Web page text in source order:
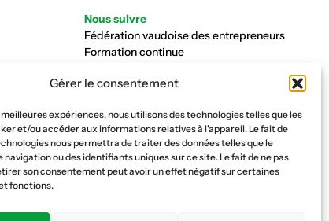
Gérer le consentement
expériences, nous utilisons des technologies telles que les
et/ou accéder aux informations relatives à l'appareil. Le fait de
nous permettra de traiter des données telles que le
ou des identifiants uniques sur ce site. Le fait de ne pas
son consentement peut avoir un effet négatif sur certaines
fonctions.
Nous suivre
Fédération vaudoise des entrepreneurs
Formation continue
Caisse AVS 66.1